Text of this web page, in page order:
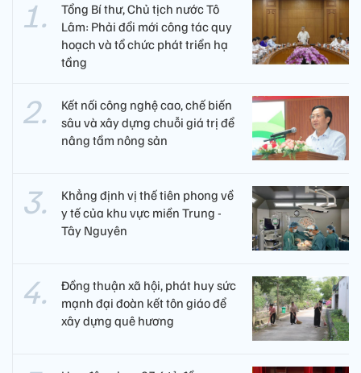
Tổng Bí thư, Chủ tịch nước Tô
Lâm: Phải đổi mới công tác quy
hoạch và tổ chức phát triển hạ
tầng
Kết nối công nghệ cao, chế biến
sâu và xây dựng chuỗi giá trị để
nâng tầm nông sản
Khẳng định vị thế tiên phong về
y tế của khu vực miền Trung -
Tây Nguyên ​
Đồng thuận xã hội, phát huy sức
mạnh đại đoàn kết tôn giáo để
xây dựng quê hương